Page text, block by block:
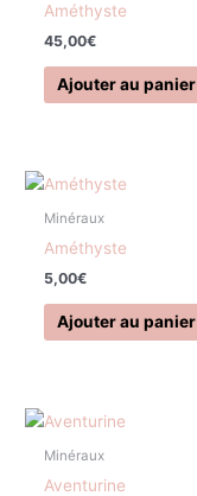
Améthyste
45,00€
Ajouter au panier
Minéraux
Améthyste
5,00€
Ajouter au panier
Minéraux
Aventurine